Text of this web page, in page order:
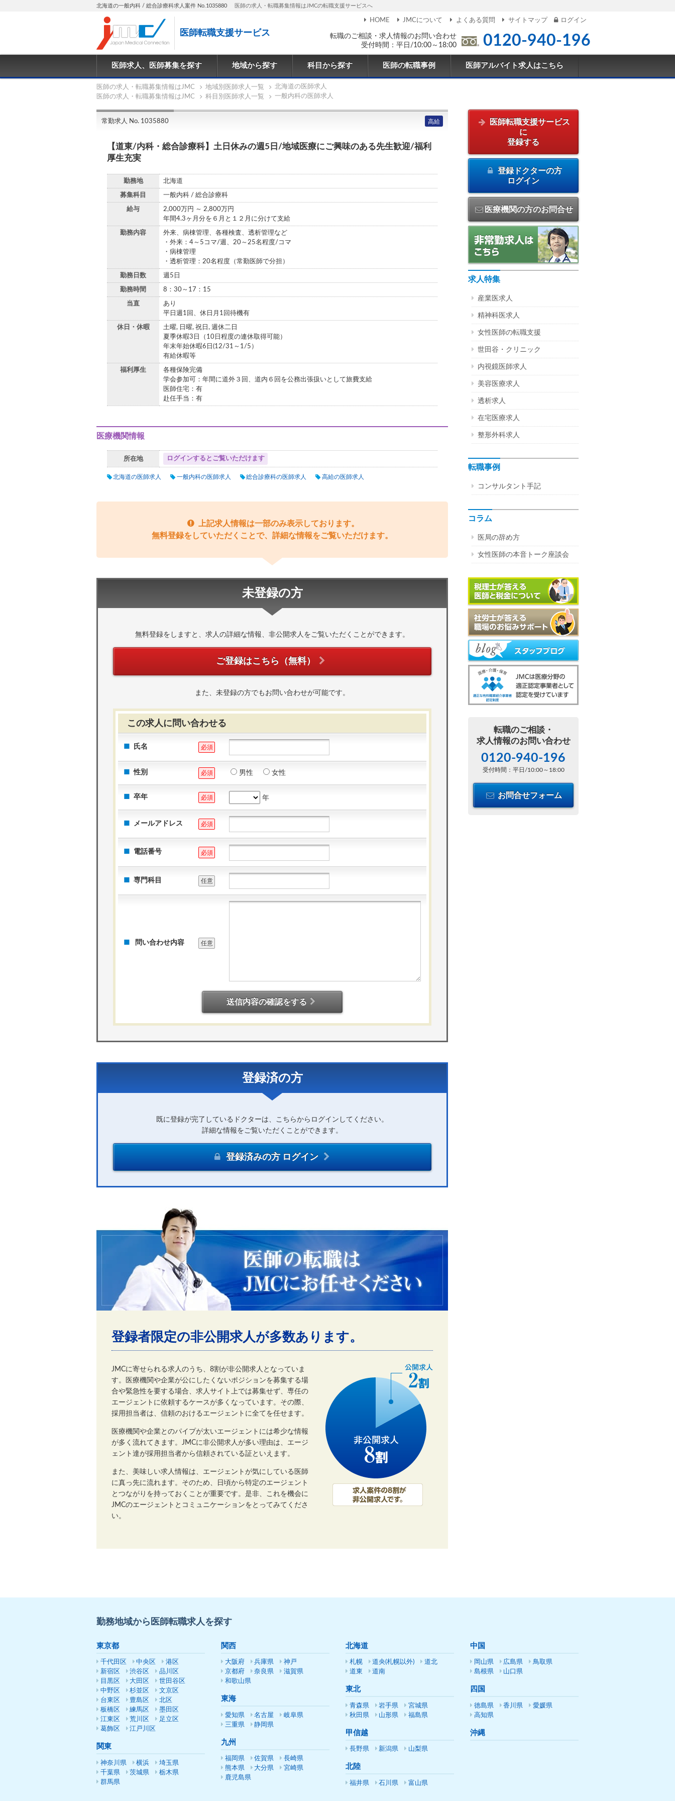
北海道の一般内科 / 総合診療科求人案件 No.1035880 医師の求人・転職募集情報はJMCの転職支援サービスへ
医師転職支援サービス
転職のご相談・求人情報のお問い合わせ
受付時間：平日/10:00～18:00
0120-940-196
HOME JMCについて よくある質問 サイトマップ ログイン
医師求人、医師募集を探す 地域から探す 科目から探す 医師の転職事例 医師アルバイト求人はこちら
医師の求人・転職募集情報はJMC 地域別医師求人一覧
北海道の医師求人
医師の求人・転職募集情報はJMC
科目別医師求人一覧 一般内科の医師求人
常勤求人 No. 1035880 高給
【道東/内科・総合診療科】土日休みの週5日/地域医療にご興味のある先生歓迎/福利
厚生充実
勤務地 北海道
募集科目 一般内科 / 総合診療科
給与
2,000万円 ～ 2,800万円
年間4.3ヶ月分を６月と１２月に分けて支給
勤務内容
外来、病棟管理、各種検査、透析管理など
・外来：4～5コマ/週、20～25名程度/コマ
・病棟管理
・透析管理：20名程度（常勤医師で分担）
勤務日数 週5日
勤務時間 8：30～17：15
当直
あり
平日週1回、休日月1回待機有
休日・休暇
土曜, 日曜, 祝日, 週休二日
夏季休暇3日（10日程度の連休取得可能）
年末年始休暇6日(12/31～1/5）
有給休暇等
福利厚生
各種保険完備
学会参加可：年間に道外３回、道内６回を公務出張扱いとして旅費支給
医師住宅：有
赴任手当：有
医療機関情報
所在地 ログインするとご覧いただけます
北海道の医師求人 一般内科の医師求人 総合診療科の医師求人 高給の医師求人
上記求人情報は一部のみ表示しております。
無料登録をしていただくことで、詳細な情報をご覧いただけます。
未登録の方
無料登録をしますと、求人の詳細な情報、非公開求人をご覧いただくことができます。
ご登録はこちら（無料）
また、未登録の方でもお問い合わせが可能です。
この求人に問い合わせる
氏名 必須
性別 必須 男性 女性
卒年 必須 年
メールアドレス 必須
電話番号 必須
専門科目 任意
問い合わせ内容 任意
送信内容の確認をする
登録済の方
既に登録が完了しているドクターは、こちらからログインしてください。
詳細な情報をご覧いただくことができます。
登録済みの方 ログイン
登録者限定の非公開求人が多数あります。
JMCに寄せられる求人のうち、8割が非公開求人となっていま
す。医療機関や企業が公にしたくないポジションを募集する場
合や緊急性を要する場合、求人サイト上では募集せず、専任の
エージェントに依頼するケースが多くなっています。その際、
採用担当者は、信頼のおけるエージェントに全てを任せます。
医療機関や企業とのパイプが太いエージェントには希少な情報
が多く流れてきます。JMCに非公開求人が多い理由は、エージ
ェント達が採用担当者から信頼されている証といえます。
また、美味しい求人情報は、エージェントが気にしている医師
に真っ先に流れます。そのため、日頃から特定のエージェント
とつながりを持っておくことが重要です。是非、これを機会に
JMCのエージェントとコミュニケーションをとってみてくださ
い。
医師転職支援サービス
に
登録する
登録ドクターの方
ログイン
医療機関の方のお問合せ
求人特集
産業医求人
精神科医求人
女性医師の転職支援
世田谷・クリニック
内視鏡医師求人
美容医療求人
透析求人
在宅医療求人
整形外科求人
転職事例
コンサルタント手記
コラム
医局の辞め方
女性医師の本音トーク座談会
転職のご相談・
求人情報のお問い合わせ
0120-940-196
受付時間：平日/10:00～18:00
お問合せフォーム
勤務地域から医師転職求人を探す
東京都
千代田区 中央区
港区
新宿区
渋谷区
品川区
目黒区
大田区
世田谷区
中野区
杉並区
文京区
台東区
豊島区
北区
板橋区
練馬区
墨田区
江東区
荒川区
足立区
葛飾区
江戸川区
関東
神奈川県 横浜
埼玉県
千葉県
茨城県
栃木県
群馬県
関西
大阪府 兵庫県
神戸
京都府
奈良県
滋賀県
和歌山県
東海
愛知県 名古屋
岐阜県
三重県
静岡県
九州
福岡県 佐賀県
長崎県
熊本県
大分県
宮崎県
鹿児島県
北海道
札幌 道央(札幌以外)
道北
道東
道南
東北
青森県 岩手県
宮城県
秋田県
山形県 福島県
甲信越
長野県 新潟県 山梨県
北陸
福井県 石川県 富山県
中国
岡山県 広島県
鳥取県
島根県
山口県
四国
徳島県 香川県
愛媛県
高知県
沖縄